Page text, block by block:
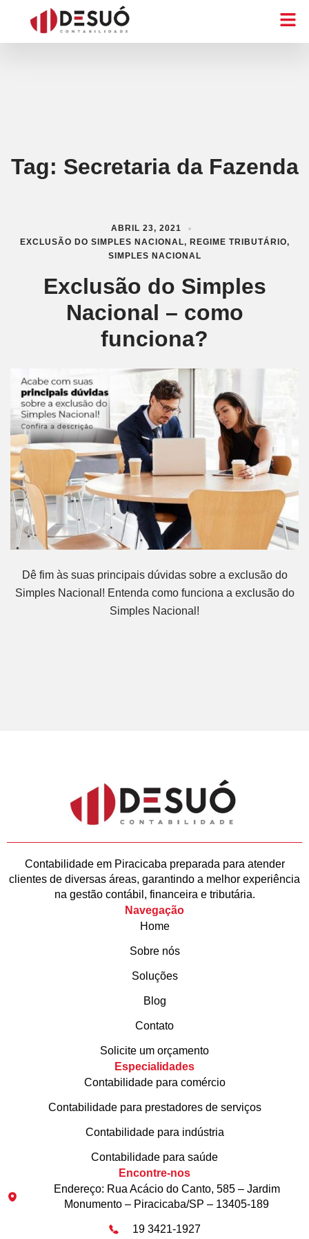
Tag: Secretaria da Fazenda
ABRIL 23, 2021
EXCLUSÃO DO SIMPLES NACIONAL, REGIME TRIBUTÁRIO,
SIMPLES NACIONAL
Exclusão do Simples
Nacional – como
funciona?
Dê fim às suas principais dúvidas sobre a exclusão do
Simples Nacional! Entenda como funciona a exclusão do
Simples Nacional!
Contabilidade em Piracicaba preparada para atender
clientes de diversas áreas, garantindo a melhor experiência
na gestão contábil, financeira e tributária.
Navegação
Home
Sobre nós
Soluções
Blog
Contato
Solicite um orçamento
Especialidades
Contabilidade para comércio
Contabilidade para prestadores de serviços
Contabilidade para indústria
Contabilidade para saúde
Encontre-nos
Endereço: Rua Acácio do Canto, 585 – Jardim
Monumento – Piracicaba/SP – 13405-189
19 3421-1927